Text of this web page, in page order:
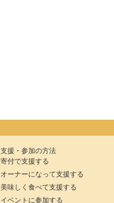
支援・参加の方法
寄付で支援する
オーナーになって支援する
美味しく食べて支援する
イベントに参加する